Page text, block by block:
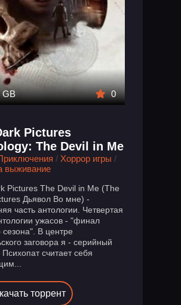
GB 0
Pictures
The Devil in Me
/ Хоррор игры /
выживание
Pictures The Devil in Me (The
Дьявол Во мне) -
часть антологии. Четвертая
ужасов - "финал
сезона". В центре
заговора я - серийный
считает себя
торрент